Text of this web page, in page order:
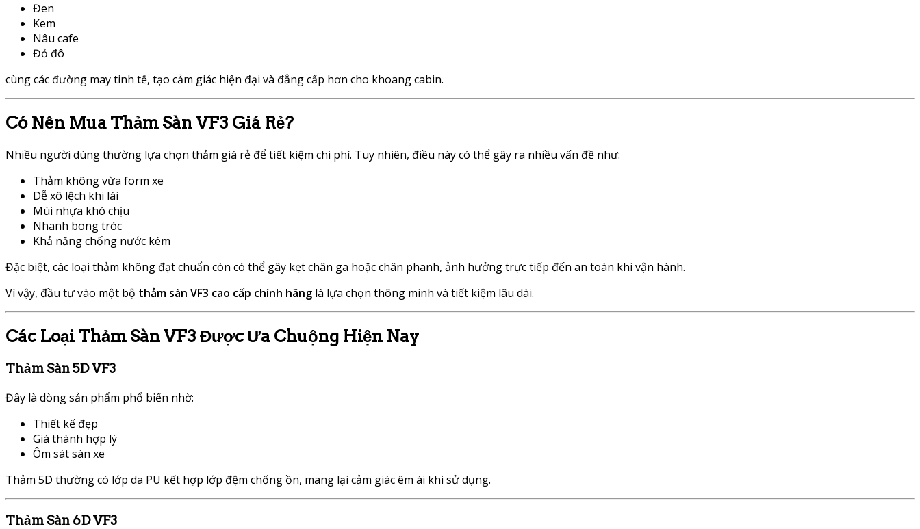
Đen
Kem
Nâu cafe
Đỏ đô
cùng các đường may tinh tế, tạo cảm giác hiện đại và đẳng cấp hơn cho khoang cabin.
Có Nên Mua Thảm Sàn VF3 Giá Rẻ?
Nhiều người dùng thường lựa chọn thảm giá rẻ để tiết kiệm chi phí. Tuy nhiên, điều này có thể gây ra nhiều vấn đề như:
Thảm không vừa form xe
Dễ xô lệch khi lái
Mùi nhựa khó chịu
Nhanh bong tróc
Khả năng chống nước kém
Đặc biệt, các loại thảm không đạt chuẩn còn có thể gây kẹt chân ga hoặc chân phanh, ảnh hưởng trực tiếp đến an toàn khi vận hành.
Vì vậy, đầu tư vào một bộ thảm sàn VF3 cao cấp chính hãng là lựa chọn thông minh và tiết kiệm lâu dài.
Các Loại Thảm Sàn VF3 Được Ưa Chuộng Hiện Nay
Thảm Sàn 5D VF3
Đây là dòng sản phẩm phổ biến nhờ:
Thiết kế đẹp
Giá thành hợp lý
Ôm sát sàn xe
Thảm 5D thường có lớp da PU kết hợp lớp đệm chống ồn, mang lại cảm giác êm ái khi sử dụng.
Thảm Sàn 6D VF3